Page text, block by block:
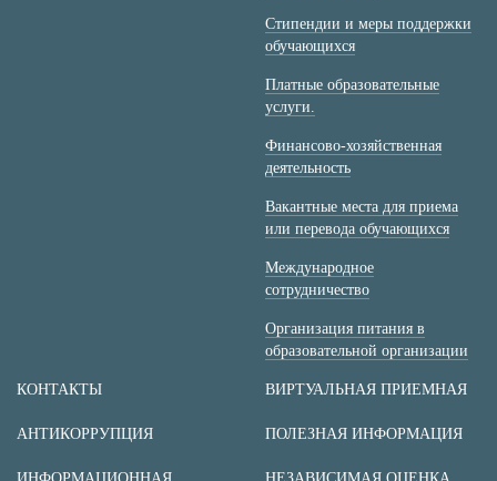
Стипендии и меры поддержки
обучающихся
Платные образовательные
услуги.
Финансово-хозяйственная
деятельность
Вакантные места для приема
или перевода обучающихся
Международное
сотрудничество
Организация питания в
образовательной организации
КОНТАКТЫ ВИРТУАЛЬНАЯ ПРИЕМНАЯ
АНТИКОРРУПЦИЯ ПОЛЕЗНАЯ ИНФОРМАЦИЯ